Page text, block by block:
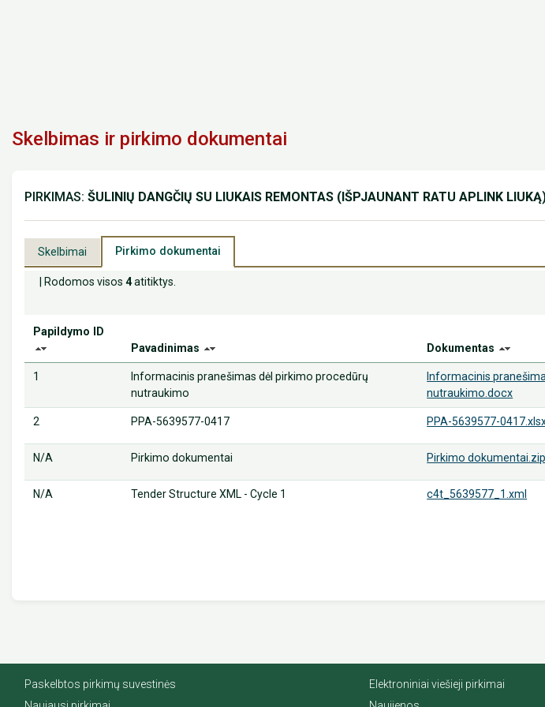
Skelbimas ir pirkimo dokumentai
PIRKIMAS: ŠULINIŲ DANGČIŲ SU LIUKAIS REMONTAS (IŠPJAUNANT RATU APLINK
Skelbimai Pirkimo dokumentai
| Rodomos visos 4atitiktys.
Papildymo ID
Pavadinimas
Dokumentas
1
Informacinis pranešimas dėl pirkimo procedūrų
nutraukimo
Informacinis
nutraukimo.docx
2 PPA-5639577-0417 PPA-5639577-
N/A Pirkimo dokumentai Pirkimo dokumentai.zip
N/A Tender Structure XML - Cycle 1 c4t_5639577_1.xml
Paskelbtos pirkimų suvestinės
Elektroniniai viešieji pirkimai